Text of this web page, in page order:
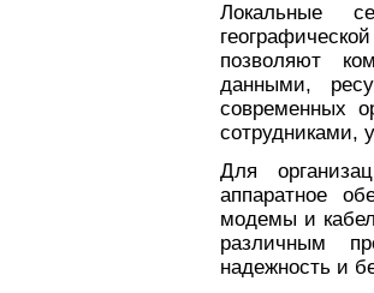
Локальные
позволяют
данными,
современных
сотрудниками,
Для
аппаратное
модемы и
различным
надежность и